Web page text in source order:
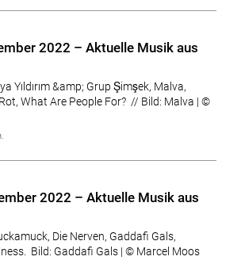
2022 – Aktuelle Musik aus
Yıldırım &amp; Grup Şimşek, Malva,
What Are People For? // Bild: Malva | ©
2022 – Aktuelle Musik aus
Die Nerven, Gaddafi Gals,
Bild: Gaddafi Gals | © Marcel Moos